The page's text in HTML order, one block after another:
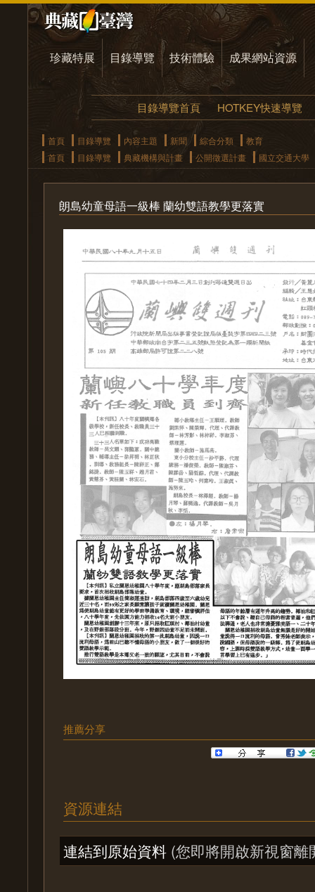
珍藏特展 目錄導覽 技術體驗 成果網站資源
目錄導覽首頁 HOTKEY快速導覽
首頁 目錄導覽 內容主題 新聞 綜合分類
教育
首頁
目錄導覽 典藏機構與計畫 公開徵選計畫 國立交通大學
朗島幼童母語一級棒 蘭幼雙語教學更落實
推薦分享
資源連結
連結到原始資料 (您即將開啟新視窗離